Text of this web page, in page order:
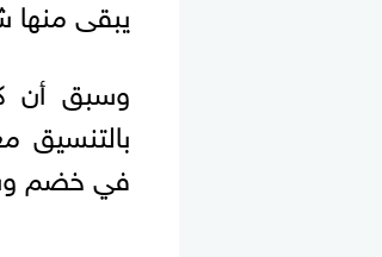
يبقى
وسبق أن
بالتنسيق
في خضم